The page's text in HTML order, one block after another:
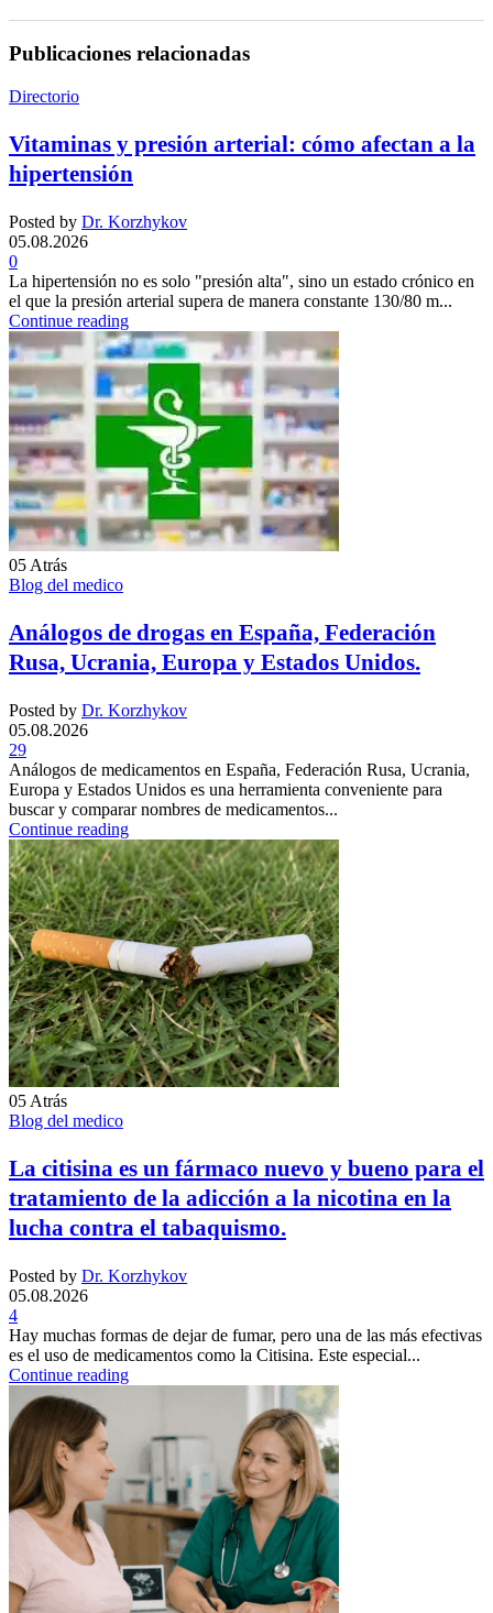
Publicaciones relacionadas
Directorio
Vitaminas y presión arterial: cómo afectan a la
hipertensión
Posted by Dr. Korzhykov
05.08.2026
0
La hipertensión no es solo "presión alta", sino un estado crónico en
el que la presión arterial supera de manera constante 130/80 m...
Continue reading
05 Atrás
Blog del medico
Análogos de drogas en España, Federación
Rusa, Ucrania, Europa y Estados Unidos.
Posted by Dr. Korzhykov
05.08.2026
29
Análogos de medicamentos en España, Federación Rusa, Ucrania,
Europa y Estados Unidos es una herramienta conveniente para
buscar y comparar nombres de medicamentos...
Continue reading
05 Atrás
Blog del medico
La citisina es un fármaco nuevo y bueno para el
tratamiento de la adicción a la nicotina en la
lucha contra el tabaquismo.
Posted by Dr. Korzhykov
05.08.2026
4
Hay muchas formas de dejar de fumar, pero una de las más efectivas
es el uso de medicamentos como la Citisina. Este especial...
Continue reading